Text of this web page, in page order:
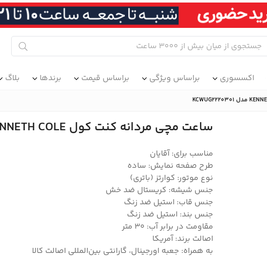
اکسسوری براساس ویژگی براساس قیمت برندها بلاگ
ساعت مچی مردانه کنت کول KENNETH COLE مدل KCWUG2220301
مناسب برای: آقایان
طرح صفحه نمایش: ساده
نوع موتور: کوارتز (باتری)
جنس شیشه: کریستال ضد خش
جنس قاب: استیل ضد زنگ
جنس بند: استیل ضد زنگ
مقاومت در برابر آب: 30 متر
اصالت برند: آمریکا
به همراه: جعبه اورجینال، گارانتی بین‌المللی اصالت کالا